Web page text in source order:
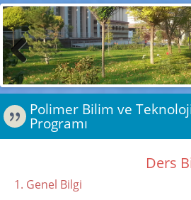
Previous
Polimer Bilim ve
Programı
Ders
1. Genel Bilgi